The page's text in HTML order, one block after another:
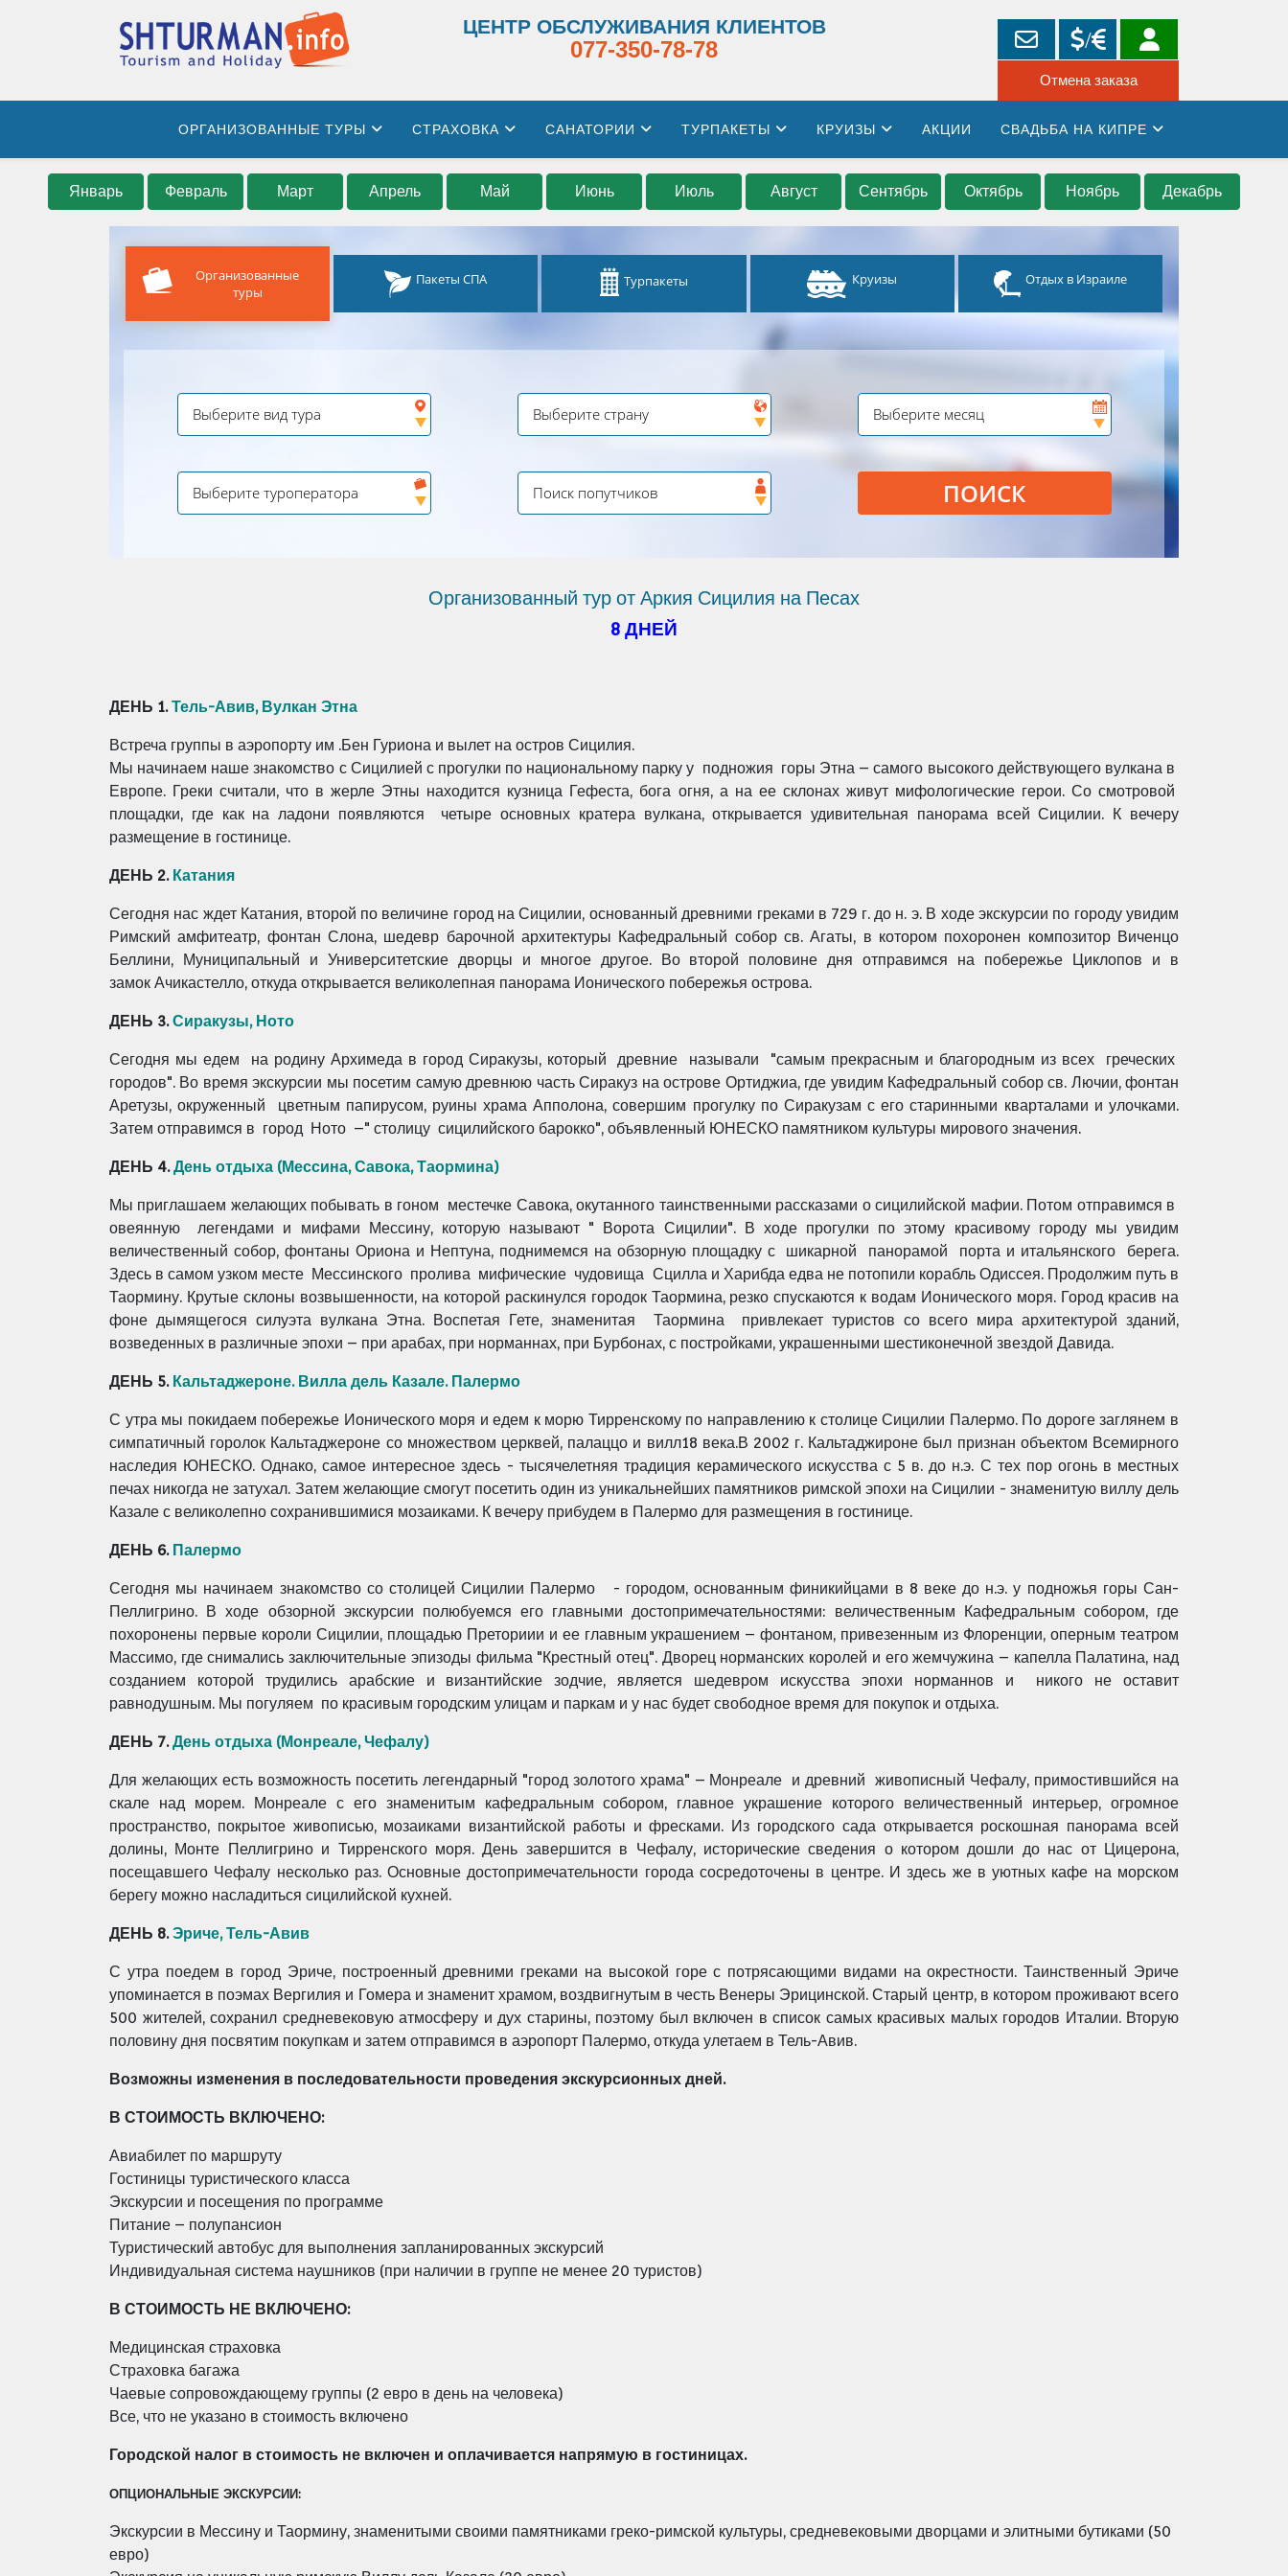
ЦЕНТР ОБСЛУЖИВАНИЯ КЛИЕНТОВ
077-350-78-78
ОРГАНИЗОВАННЫЕ ТУРЫ СТРАХОВКА САНАТОРИИ ТУРПАКЕТЫ КРУИЗЫ АКЦИИ СВАДЬБА НА КИПРЕ
Январь Февраль Март Апрель Май Июнь Июль Август Сентябрь Октябрь Ноябрь Декабрь
Организованные
туры
Пакеты СПА Турпакеты Круизы Отдых в Израиле
ПОИСК
Организованный тур от Аркия Сицилия на Песах
8 ДНЕЙ
ДЕНЬ 1.Тель-Авив, Вулкан Этна
Встреча группы в аэропорту им .Бен Гуриона и вылет на остров Сицилия.
Мы начинаем наше знакомство с Сицилией с прогулки по национальному парку у подножия горы Этна – самого высокого действующего вулкана в
Европе. Греки считали, что в жерле Этны находится кузница Гефеста, бога огня, а на ее склонах живут мифологические герои. Со смотровой
площадки, где как на ладони появляются четыре основных кратера вулкана, открывается удивительная панорама всей Сицилии. К вечеру
размещение в гостинице.
ДЕНЬ 2. Катания
Сегодня нас ждет Катания, второй по величине город на Сицилии, основанный древними греками в 729 г. до н. э. В ходе экскурсии по городу увидим
Римский амфитеатр, фонтан Слона, шедевр барочной архитектуры Кафедральный собор св. Агаты, в котором похоронен композитор Виченцо
Беллини, Муниципальный и Университетские дворцы и многое другое. Во второй половине дня отправимся на побережье Циклопов и в
замок Ачикастелло, откуда открывается великолепная панорама Ионического побережья острова.
ДЕНЬ 3.Сиракузы, Ното
Сегодня мы едем на родину Архимеда в город Сиракузы, который древние называли "самым прекрасным и благородным из всех греческих
городов". Во время экскурсии мы посетим самую древнюю часть Сиракуз на острове Ортиджиа, где увидим Кафедральный собор св. Лючии, фонтан
Аретузы, окруженный цветным папирусом, руины храма Апполона, совершим прогулку по Сиракузам с его старинными кварталами и улочками.
Затем отправимся в город Ното –" столицу сицилийского барокко", объявленный ЮНЕСКО памятником культуры мирового значения.
ДЕНЬ 4.День отдыха (Мессина, Савока, Таормина)
Мы приглашаем желающих побывать в гоном местечке Савока, окутанного таинственными рассказами о сицилийской мафии. Потом отправимся в
овеянную легендами и мифами Мессину, которую называют " Ворота Сицилии". В ходе прогулки по этому красивому городу мы увидим
величественный собор, фонтаны Ориона и Нептуна, поднимемся на обзорную площадку с шикарной панорамой порта и итальянского берега.
Здесь в самом узком месте Мессинского пролива мифические чудовища Сцилла и Харибда едва не потопили корабль Одиссея. Продолжим путь в
Таормину. Крутые склоны возвышенности, на которой раскинулся городок Таормина, резко спускаются к водам Ионического моря. Город красив на
фоне дымящегося силуэта вулкана Этна. Воспетая Гете, знаменитая Таормина привлекает туристов со всего мира архитектурой зданий,
возведенных в различные эпохи – при арабах, при норманнах, при Бурбонах, с постройками, украшенными шестиконечной звездой Давида.
ДЕНЬ 5. Кальтаджероне. Вилла дель Казале. Палермо
С утра мы покидаем побережье Ионического моря и едем к морю Тирренскому по направлению к столице Сицилии Палермо. По дороге заглянем в
симпатичный горолок Кальтаджероне со множеством церквей, палаццо и вилл18 века.В 2002 г. Кальтаджироне был признан объектом Всемирного
наследия ЮНЕСКО. Однако, самое интересное здесь - тысячелетняя традиция керамического искусства с 5 в. до н.э. С тех пор огонь в местных
печах никогда не затухал. Затем желающие смогут посетить один из уникальнейших памятников римской эпохи на Сицилии - знаменитую виллу дель
Казале с великолепно сохранившимися мозаиками. К вечеру прибудем в Палермо для размещения в гостинице.
ДЕНЬ 6. Палермо
Сегодня мы начинаем знакомство со столицей Сицилии Палермо - городом, основанным финикийцами в 8 веке до н.э. у подножья горы Сан-
Пеллигрино. В ходе обзорной экскурсии полюбуемся его главными достопримечательностями: величественным Кафедральным собором, где
похоронены первые короли Сицилии, площадью Преториии и ее главным украшением – фонтаном, привезенным из Флоренции, оперным театром
Массимо, где снимались заключительные эпизоды фильма "Крестный отец". Дворец норманских королей и его жемчужина – капеллаПалатина, над
созданием которой трудились арабские и византийские зодчие, является шедевром искусства эпохи норманнов и никого не оставит
равнодушным. Мы погуляем по красивым городским улицам и паркам и у нас будет свободное время для покупок и отдыха.
ДЕНЬ 7.День отдыха (Монреале, Чефалу)
Для желающих есть возможность посетить легендарный "город золотого храма" – Монреале и древний живописный Чефалу, примостившийся на
скале над морем. Монреале с его знаменитым кафедральным собором, главное украшение которого величественный интерьер, огромное
пространство, покрытое живописью, мозаиками византийской работы и фресками. Из городского сада открывается роскошная панорама всей
долины, Монте Пеллигрино и Тирренского моря. День завершится в Чефалу, исторические сведения о котором дошли до нас от Цицерона,
посещавшего Чефалу несколько раз. Основные достопримечательности города сосредоточены в центре. И здесь же в уютных кафе на морском
берегу можно насладиться сицилийской кухней.
ДЕНЬ 8.Эриче, Тель-Авив
С утра поедем в город Эриче, построенный древними греками на высокой горе с потрясающими видами на окрестности. Таинственный Эриче
упоминается в поэмах Вергилия и Гомера и знаменит храмом, воздвигнутым в честь Венеры Эрицинской. Старый центр, в котором проживают всего
500 жителей, сохранил средневековую атмосферу и дух старины, поэтому был включен в список самых красивых малых городов Италии. Вторую
половину дня посвятим покупкам и затем отправимся в аэропорт Палермо, откуда улетаем в Тель-Авив.
Возможны изменения в последовательности проведения экскурсионных дней.
В СТОИМОСТЬ ВКЛЮЧЕНО:
Авиабилет по маршруту
Гостиницы туристического класса
Экскурсии и посещения по программе
Питание – полупансион
Туристический автобус для выполнения запланированных экскурсий
Индивидуальная система наушников (при наличии в группе не менее 20 туристов)
В СТОИМОСТЬ НЕ ВКЛЮЧЕНО:
Медицинская страховка
Страховка багажа
Чаевые сопровождающему группы (2 евро в день на человека)
Все, что не указано в стоимость включено
Городской налог в стоимость не включен и оплачивается напрямую в гостиницах.
ОПЦИОНАЛЬНЫЕ ЭКСКУРСИИ:
Экскурсии в Мессину и Таормину, знаменитыми своими памятниками греко-римской культуры, средневековыми дворцами и элитными бутиками (50
евро)